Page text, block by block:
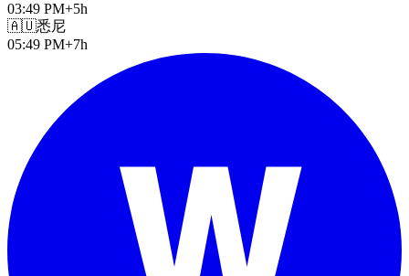
03:49 PM+5h
🇦🇺悉尼
05:49 PM+7h